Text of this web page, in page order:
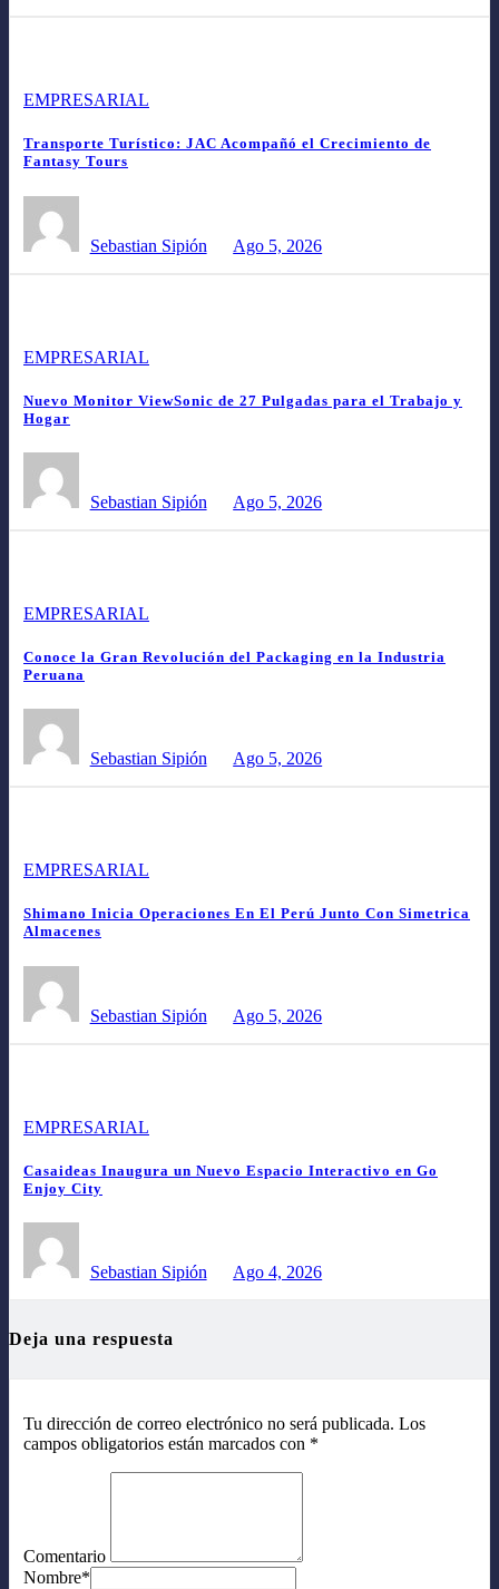
EMPRESARIAL
Transporte Turístico: JAC Acompañó el Crecimiento de
Fantasy Tours
Sebastian Sipión Ago 5, 2026
EMPRESARIAL
Nuevo Monitor ViewSonic de 27 Pulgadas para el Trabajo y
Hogar
Sebastian Sipión Ago 5, 2026
EMPRESARIAL
Conoce la Gran Revolución del Packaging en la Industria
Peruana
Sebastian Sipión Ago 5, 2026
EMPRESARIAL
Shimano Inicia Operaciones En El Perú Junto Con Simetrica
Almacenes
Sebastian Sipión Ago 5, 2026
EMPRESARIAL
Casaideas Inaugura un Nuevo Espacio Interactivo en Go
Enjoy City
Sebastian Sipión Ago 4, 2026
Deja una respuesta
Tu dirección de correo electrónico no será publicada. Los
campos obligatorios están marcados con *
Comentario
Nombre*